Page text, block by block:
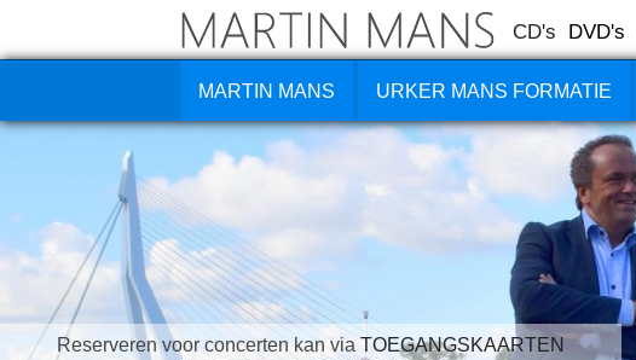
CD's DVD's
MARTIN MANS URKER MANS FORMATIE
Reserveren voor concerten kan via TOEGANGSKAARTEN